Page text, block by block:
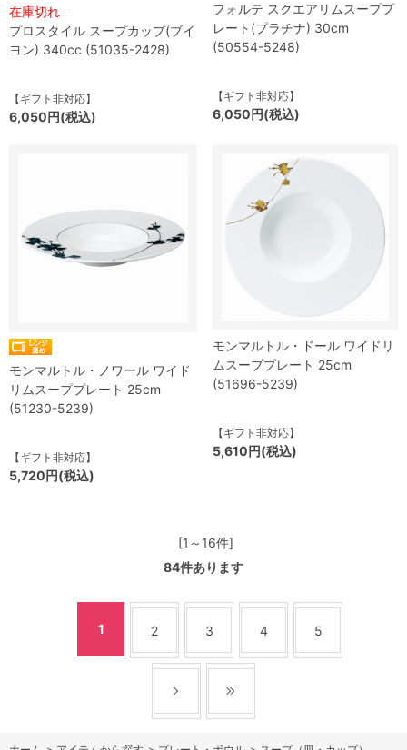
在庫切れ
プロスタイル スープカップ(ブイ
ヨン) 340cc (51035-2428)
【ギフト非対応】
6,050円(税込)
フォルテ スクエアリムスーププ
レート(プラチナ) 30cm
(50554-5248)
【ギフト非対応】
6,050円(税込)
モンマルトル・ノワール ワイド
リムスーププレート 25cm
(51230-5239)
【ギフト非対応】
5,720円(税込)
モンマルトル・ドール ワイドリ
ムスーププレート 25cm
(51696-5239)
【ギフト非対応】
5,610円(税込)
[1～16件]
84件あります
1 2 3 4 5